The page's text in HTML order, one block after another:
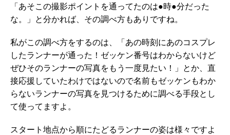
「あそこの撮影ポイントを通ってたのは●時●分だった
な。」と分かれば、その調べ方もありですね。
私がこの調べ方をするのは、「あの時刻にあのコスプレ
したランナーが通った！ゼッケン番号はわからないけど
ぜひそのランナーの写真をもう一度見たい！」とか、直
接応援していたわけではないので名前もゼッケンもわか
らないランナーの写真を見つけるために調べる手段とし
て使ってますよ。
スタート地点から順にたどるランナーの姿は様々ですよ